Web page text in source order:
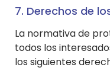
7. Derechos de
La normativa de
todos los
los siguientes